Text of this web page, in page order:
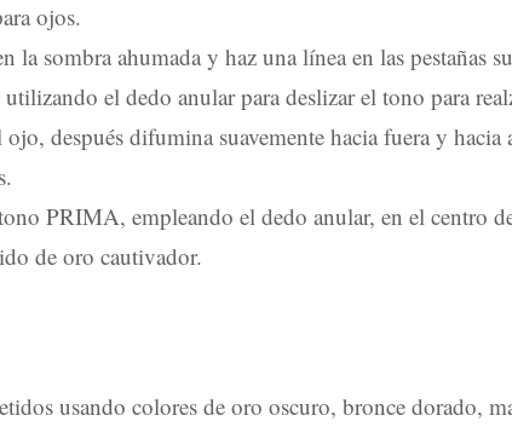
ojos.
la sombra ahumada y haz una línea en las pestañas
el dedo anular para deslizar el tono para
ojo, después difumina suavemente hacia fuera y
PRIMA, empleando el dedo anular, en el centro
de oro cautivador.
usando colores de oro oscuro, bronce dorado,